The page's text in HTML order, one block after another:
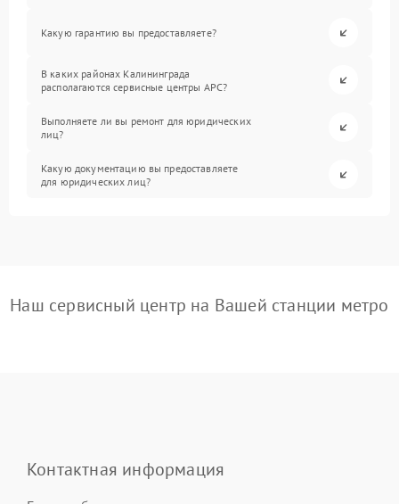
Какую гарантию вы предоставляете?
В каких районах Калининграда
располагаются сервисные центры APC?
Выполняете ли вы ремонт для юридических
лиц?
Какую документацию вы предоставляете
для юридических лиц?
Наш сервисный центр на Вашей станции метро
Контактная информация